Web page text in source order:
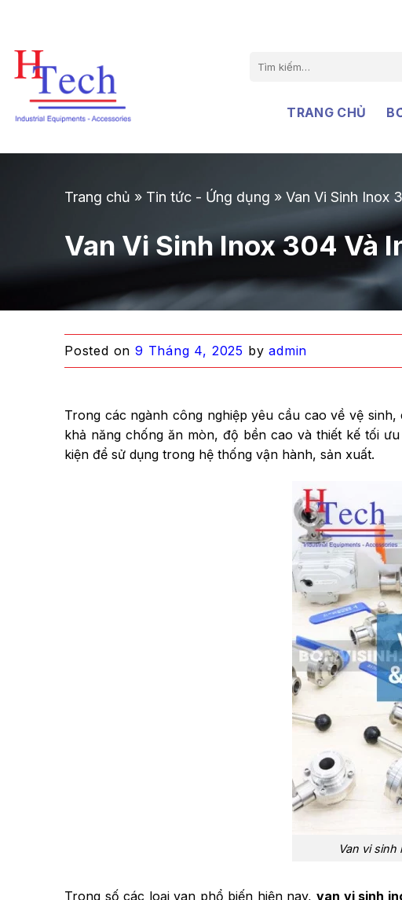
nội
dung
kiếm:
TRANG CHỦ
Trang chủ » Tin tức - Ứng dụng » Van Vi Sinh Inox
Van Vi Sinh Inox 304 Và
Posted on9 Tháng 4, 2025 byadmin
Trong các ngành công nghiệp yêu cầu cao về vệ sinh,
khả năng chống ăn mòn, độ bền cao và thiết kế tối
kiện để sử dụng trong hệ thống vận hành, sản xuất.
Van vi
Trong số các loại van phổ biến hiện nay,van vi sinh